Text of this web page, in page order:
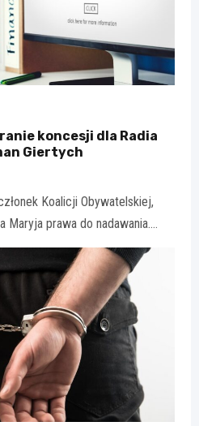
koncesji dla Radia
Giertych
Koalicji Obywatelskiej,
Maryja prawa do nadawania.…